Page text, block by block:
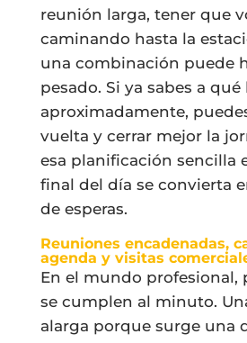
reunión larga, tener que
caminando hasta la
una combinación puede
pesado. Si ya sabes a qué
aproximadamente,
vuelta y cerrar mejor la
esa planificación sencilla
final del día se convierta
de esperas.
Reuniones encadenadas,
agenda y visitas
En el mundo profesional,
se cumplen al minuto.
alarga porque surge una